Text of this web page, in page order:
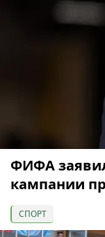
ФИФА
кампании
СПОРТ